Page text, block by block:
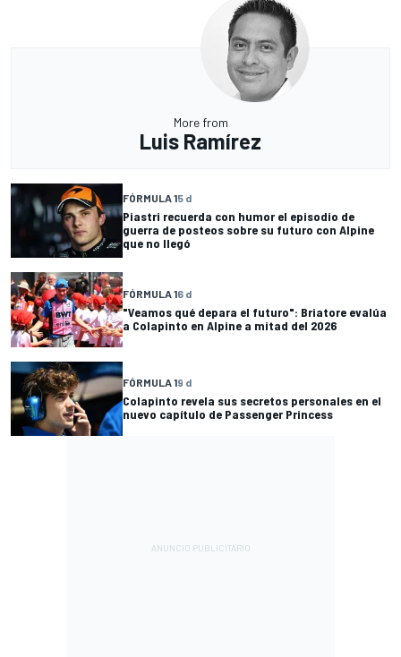
More from
Luis Ramírez
FÓRMULA 15 d
Piastri recuerda con humor el episodio de
guerra de posteos sobre su futuro con Alpine
que no llegó
FÓRMULA 16 d
"Veamos qué depara el futuro": Briatore evalúa
a Colapinto en Alpine a mitad del 2026
FÓRMULA 19 d
Colapinto revela sus secretos personales en el
nuevo capítulo de Passenger Princess